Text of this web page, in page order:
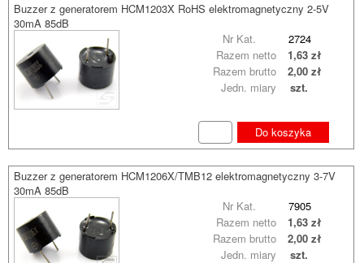
Buzzer z generatorem HCM1203X RoHS elektromagnetyczny 2-5V
30mA 85dB
Nr Kat.
2724
Razem brutto 2,00 zł
Razem netto 1,63 zł
Jedn. miary szt.
Do koszyka
Buzzer z generatorem HCM1206X/TMB12 elektromagnetyczny 3-7V
30mA 85dB
Nr Kat.
7905
Razem brutto 2,00 zł
Razem netto 1,63 zł
Jedn. miary szt.